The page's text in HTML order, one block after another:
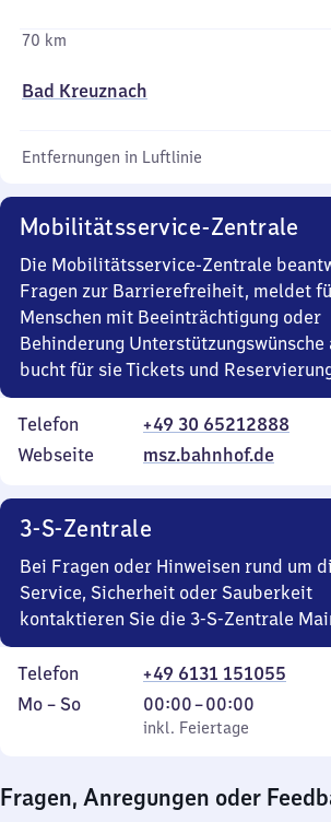
70 km
Bad Kreuznach
Entfernungen in Luftlinie
Mobilitätsservice-Zentrale
Die Mobilitätsservice-Zentrale
Fragen zur Barrierefreiheit, meldet
Menschen mit Beeinträchtigung oder
Behinderung Unterstützungswünsche
bucht für sie Tickets und
Telefon
+49 30 65212888
Webseite
msz.bahnhof.de
3-S-Zentrale
Bei Fragen oder Hinweisen rund um
Service, Sicherheit oder Sauberkeit
kontaktieren Sie die 3-S-Zentrale
Telefon
+49 6131 151055
Montag
Mo – So,
inkl. Feiertage
00:00–00:00
Von
0
0
inkl. Feiertage
Fragen, Anregungen oder